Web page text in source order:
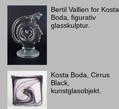
Bertil Vallien for Kosta
Boda, figurativ
glasskulptur.
Kosta Boda, Cirrus
Black,
kunstglasobjekt.